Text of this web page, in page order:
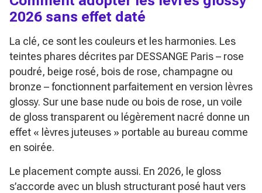
2026 sans effet daté
La clé, ce sont les couleurs et les harmonies. Les
teintes phares décrites par DESSANGE Paris – rose
poudré, beige rosé, bois de rose, champagne ou
bronze – fonctionnent parfaitement en version lèvres
glossy. Sur une base nude ou bois de rose, un voile
de gloss transparent ou légèrement nacré donne un
effet « lèvres juteuses » portable au bureau comme
en soirée.
Le placement compte aussi. En 2026, le gloss
s’accorde avec un blush structurant posé haut vers